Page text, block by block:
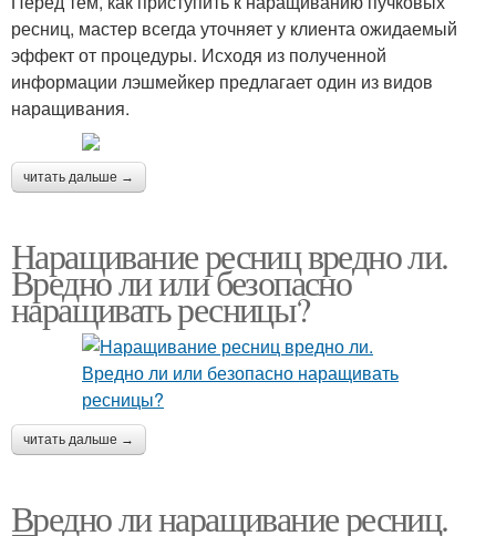
ресниц, мастер всегда уточняет у клиента ожидаемый
эффект от процедуры. Исходя из полученной
информации лэшмейкер предлагает один из видов
наращивания.
читать дальше →
Наращивание ресниц вредно ли.
Вредно ли или безопасно
наращивать ресницы?
читать дальше →
Вредно ли наращивание ресниц.